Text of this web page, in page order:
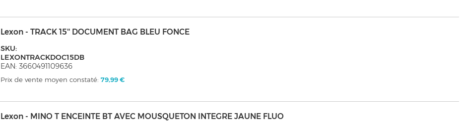
Lexon - TRACK 15'' DOCUMENT BAG BLEU FONCE
SKU:
LEXONTRACKDOC15DB
EAN: 3660491109636
Prix de vente moyen constaté:79,99 €
Lexon - MINO T ENCEINTE BT AVEC MOUSQUETON INTEGRE JAUNE FLUO